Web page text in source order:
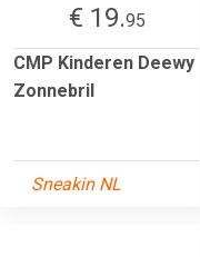
€ 19.95
CMP Kinderen Deewy
Zonnebril
Sneakin NL